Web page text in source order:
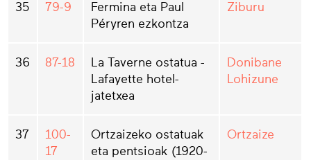
35 79-9
Fermina eta Paul
Péryren ezkontza
Ziburu
36 87-18
La Taverne ostatua -
Lafayette hotel-
jatetxea
Donibane
Lohizune
37
100-
17
Ortzaizeko ostatuak
eta pentsioak (1920-
Ortzaize